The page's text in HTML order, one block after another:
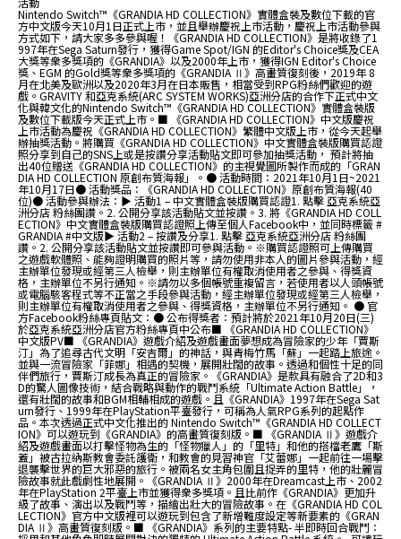
Nintendo Switch™《GRANDIA HD COLLECTION》實體盒裝及數位下載的官
方中文版今天10月1日正式上市，並且舉辦慶祝上市活動，慶祝上市活動參與
方式如下，請大家多多參與喔！《GRANDIA HD COLLECTION》是將收錄了1
997年在Sega Saturn發行，獲得Game Spot/IGN 的Editor's Choice獎及CEA
大獎等衆多獎項的《GRANDIA》以及2000年上市，獲得IGN Editor's Choice
獎、EGM 的Gold獎等衆多獎項的《GRANDIA Ⅱ》高畫質復刻後，2019年 8
月在北美及歐洲以及2020年3月在日本販售，相當受到RPG粉絲們歡迎的遊
戲。GRAVITY 和亞克系統(ARC SYSTEM WORKS)亞洲分店的合作下正式中文
化與韓文化的Nintendo Switch™《GRANDIA HD COLLECTION》實體盒裝版
及數位下載版今天正式上市。■ 《GRANDIA HD COLLECTION》中文版慶祝
上市活動為慶祝《GRANDIA HD COLLECTION》繁體中文版上市，從今天起舉
辦抽獎活動。將購買《GRANDIA HD COLLECTION》中文實體盒裝版購買認證
照分享到自己的SNS上或是按讚分享活動貼文即可參加抽獎活動， 預計將抽
出40位贈送《GRANDIA HD COLLECTION》的主視覺圖所製作而成的「GRAN
DIA HD COLLECTION 原創布質海報」。● 活動時間：2021年10月1日~2021
年10月17日● 活動獎品：《GRANDIA HD COLLECTION》原創布質海報(40
位)● 活動參與辦法：▶ 活動1 – 中文實體盒裝版購買認證1. 點擊 亞克系統亞
洲分店 粉絲團讚。2. 公開分享該活動貼文並按讚。3. 將《GRANDIA HD COLL
ECTION》中文實體盒裝版購買認證照上傳至個人Facebook中，並同時標籤 #
GRANDIA #中文版▶ 活動2 – 按讚及分享1. 點擊 亞克系統亞洲分店 粉絲團
讚。2. 公開分享該活動貼文並按讚即可參與活動。※購買認證照可上傳購買
之遊戲軟體照、能夠證明購買的照片等，請勿使用非本人的圖片參與活動，經
主辦單位發現或經第三人檢舉，則主辦單位有權取消使用者之參與、得獎資
格，主辦單位不另行通知。※請勿以多個帳號重複留言，若使用者以人頭帳號
或電腦駭客程式等不正當之手段參與活動，經主辦單位發現或經第三人檢舉，
則主辦單位有權取消使用者之參與、得獎資格，主辦單位不另行通知。 ● 官
方Facebook粉絲專頁貼文：● 公布得獎者：預計將於2021年10月20日(三)
於亞克系統亞洲分店官方粉絲專頁中公布■ 《GRANDIA HD COLLECTION》
中文版PV■ 《GRANDIA》遊戲介紹及遊戲畫面夢想成為冒險家的少年「賈斯
汀」為了追尋古代文明「安吉爾」的神話，與青梅竹馬「蘇」一起踏上旅途。
並與一流冒險家「菲娜」相遇的契機，展開壯闊的故事。透過和個性十足的同
伴們旅行，賈斯汀成長為真正的冒險家。《GRANDIA》是款具有融合了2D和3
D的驚人圖像技術，結合戰略與動作的戰鬥系統「Ultimate Action Battle」，
還有壯闊的故事和BGM相輔相成的遊戲。且《GRANDIA》1997年在Sega Sat
urn發行、1999年在PlayStation平臺發行，可稱為人氣RPG系列的起點作
品。本次透過正式中文化推出的 Nintendo Switch™《GRANDIA HD COLLECT
ION》可以遊玩到《GRANDIA》的高畫質復刻版。■ 《GRANDIA Ⅱ》遊戲介
紹及遊戲畫面以打擊怪物為生的「怪物獵人」的「里特」和他的搭檔老鷹「斯
蓋」被古拉納斯教會委託護衛，和教會的見習神官「艾蕾娜」一起前往一場擊
退襲擊世界的巨大邪惡的旅行。被兩名女主角包圍且捉弄的里特，他的壯麗冒
險故事就此戲劇性地展開。《GRANDIA Ⅱ》2000年在Dreamcast上市、2002
年在PlayStation 2平臺上市並獲得衆多獎項。且比前作《GRANDIA》更加升
級了故事、演出以及戰鬥等，描繪出壯大的冒險故事。在《GRANDIA HD COL
LECTION》官方中文版裡可以遊玩到包含了新增難度設定等新要素的《GRAN
DIA Ⅱ》高畫質復刻版。■ 《GRANDIA》系列的主要特點- 半即時回合戰鬥：